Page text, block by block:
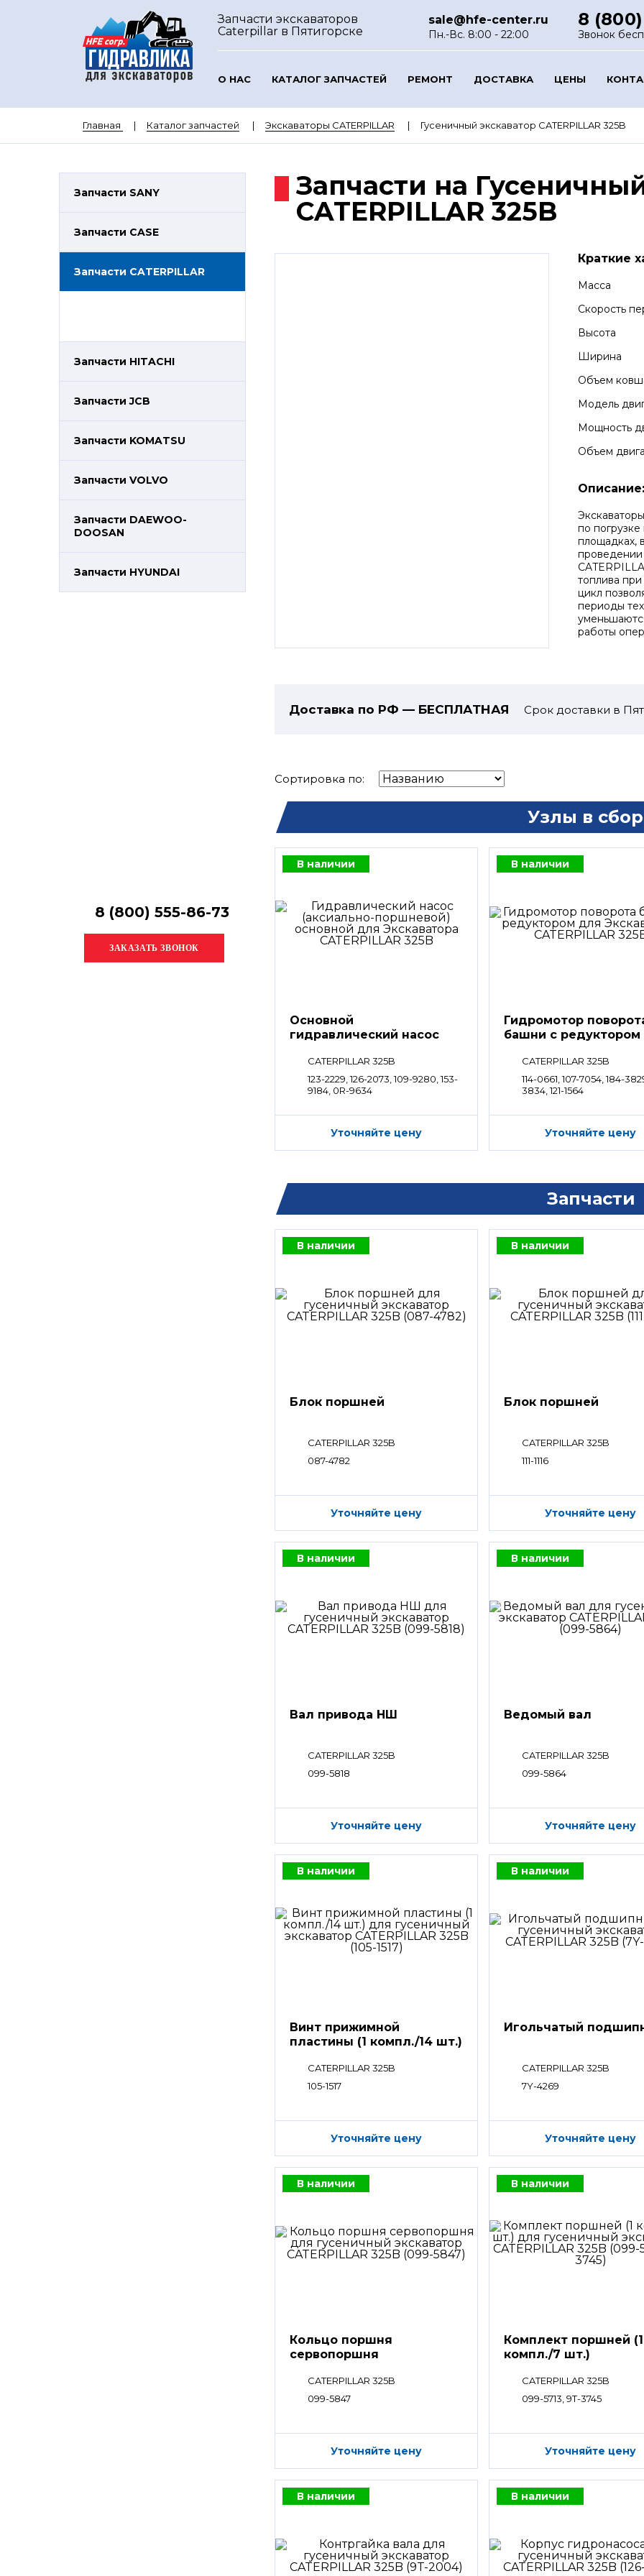
Запчасти экскаваторов
Caterpillar в Пятигорске
sale@hfe-center.ru
Пн.-Вс. 8:00 - 22:00
8
Звонок
О НАС КАТАЛОГ ЗАПЧАСТЕЙ РЕМОНТ ДОСТАВКА ЦЕНЫ
Главная Каталог запчастей Экскаваторы CATERPILLAR Гусеничный экскаватор CATERPILLAR 325B
Запчасти SANY
Запчасти CASE
Запчасти CATERPILLAR
Запчасти HITACHI
Запчасти JCB
Запчасти KOMATSU
Запчасти VOLVO
Запчасти DAEWOO-
DOOSAN
Запчасти HYUNDAI
8 (800) 555-86-73
Запчасти на
CATERPILLAR 325B
Краткие
Масса
Скорость
Высота
Ширина
Объем
Модель
Мощность
Объем
Описание:
по
площадках,
топлива
цикл
периоды
работы
Доставка по РФ — БЕСПЛАТНАЯ Срок доставки в
Сортировка по:
Узлы в
В наличии
Основной
гидравлический насос
CATERPILLAR 325B
123-2229, 126-2073, 109-9280, 153-
9184, 0R-9634
Уточняйте цену
В наличии
Гидромотор
башни с редуктором
CATERPILLAR 325B
114-0661, 107-7054, 184-
3834, 121-1564
Уточняйте цену
Запчасти
В наличии
Блок поршней
CATERPILLAR 325B
087-4782
Уточняйте цену
В наличии
Блок поршней
CATERPILLAR 325B
111-1116
Уточняйте цену
В наличии
Вал привода НШ
CATERPILLAR 325B
099-5818
Уточняйте цену
В наличии
Ведомый вал
CATERPILLAR 325B
099-5864
Уточняйте цену
В наличии
Винт прижимной
пластины (1 компл./14 шт.)
CATERPILLAR 325B
105-1517
Уточняйте цену
В наличии
Игольчатый
CATERPILLAR 325B
7Y-4269
Уточняйте цену
В наличии
Кольцо поршня
сервопоршня
CATERPILLAR 325B
099-5847
Уточняйте цену
В наличии
Комплект поршней (1
компл./7 шт.)
CATERPILLAR 325B
099-5713, 9T-3745
Уточняйте цену
В наличии В наличии